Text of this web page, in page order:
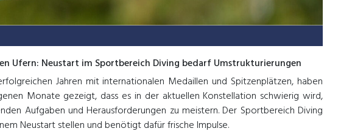
Ufern: Neustart im Sportbereich Diving bedarf Umstrukturierungen
Jahren mit internationalen Medaillen und Spitzenplätzen, haben
Monate gezeigt, dass es in der aktuellen Konstellation schwierig wird,
Aufgaben und Herausforderungen zu meistern. Der Sportbereich Diving
Neustart stellen und benötigt dafür frische Impulse.